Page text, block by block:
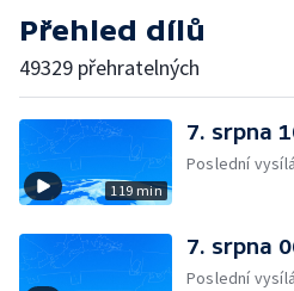
Přehled dílů
49329 přehratelných
119 min
7. srpna
Poslední
7. srpna
Poslední